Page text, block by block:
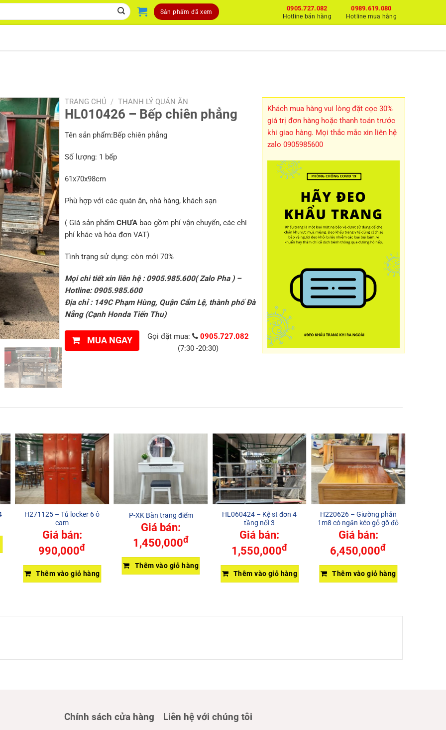
Sản phẩm đã xem 0989.619.080
Hotline mua hàng
0905.727.082
Hotline bán hàng
TRANG CHỦ / THANH LÝ QUÁN ĂN
HL010426 – Bếp chiên phẳng
Tên sản phẩm:Bếp chiên phẳng
Số lượng: 1 bếp
61x70x98cm
Phù hợp với các quán ăn, nhà hàng, khách sạn
( Giá sản phẩm CHƯAbao gồm phí vận chuyển, các chi
phí khác và hóa đơn VAT)
Tình trạng sử dụng: còn mới 70%
Mọi chi tiết xin liên hệ : 0905.985.600( Zalo Pha ) –
Hotline: 0905.985.600
Địa chỉ : 149C Phạm Hùng, Quận Cẩm Lệ, thành phố Đà
Nẵng (Cạnh Honda Tiến Thu)
MUA NGAY Gọi đặt mua:
0905.727.082
(7:30 -20:30)
Khách mua hàng vui lòng đặt cọc 30%
giá trị đơn hàng hoặc thanh toán trước
khi giao hàng. Mọi thắc mắc xin liên hệ
zalo 0905985600
H271125 – Tủ locker 6 ô
cam
Giá bán:
990,000đ
Thêm vào giỏ hàng
P-XK Bàn trang điểm
Giá bán:
1,450,000đ
Thêm vào giỏ hàng
HL060424 – Kệ st đơn 4
tầng nối 3
Giá bán:
1,550,000đ
Thêm vào giỏ hàng
H220626 – Giường phản
1m8 có ngăn kéo gỗ gõ đỏ
Giá bán:
6,450,000đ
Thêm vào giỏ hàng
Chính sách cửa hàng Liên hệ với chúng tôi